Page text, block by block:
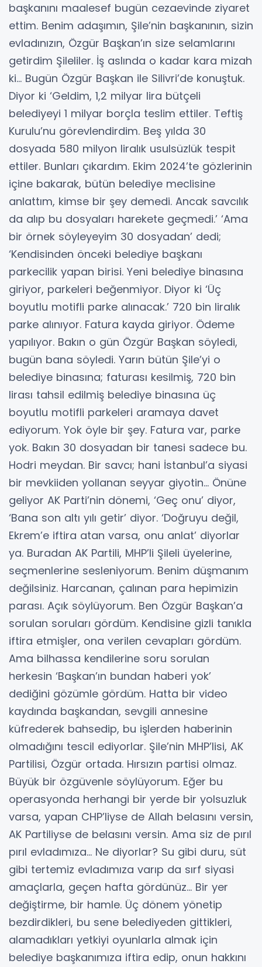
başkanını maalesef bugün cezaevinde ziyaret
ettim. Benim adaşımın, Şile’nin başkanının, sizin
evladınızın, Özgür Başkan’ın size selamlarını
getirdim Şileliler. İş aslında o kadar kara mizah
ki… Bugün Özgür Başkan ile Silivri’de konuştuk.
Diyor ki ‘Geldim, 1,2 milyar lira bütçeli
belediyeyi 1 milyar borçla teslim ettiler. Teftiş
Kurulu’nu görevlendirdim. Beş yılda 30
dosyada 580 milyon liralık usulsüzlük tespit
ettiler. Bunları çıkardım. Ekim 2024’te gözlerinin
içine bakarak, bütün belediye meclisine
anlattım, kimse bir şey demedi. Ancak savcılık
da alıp bu dosyaları harekete geçmedi.’ ‘Ama
bir örnek söyleyeyim 30 dosyadan’ dedi;
‘Kendisinden önceki belediye başkanı
parkecilik yapan birisi. Yeni belediye binasına
giriyor, parkeleri beğenmiyor. Diyor ki ‘Üç
boyutlu motifli parke alınacak.’ 720 bin liralık
parke alınıyor. Fatura kayda giriyor. Ödeme
yapılıyor. Bakın o gün Özgür Başkan söyledi,
bugün bana söyledi. Yarın bütün Şile’yi o
belediye binasına; faturası kesilmiş, 720 bin
lirası tahsil edilmiş belediye binasına üç
boyutlu motifli parkeleri aramaya davet
ediyorum. Yok öyle bir şey. Fatura var, parke
yok. Bakın 30 dosyadan bir tanesi sadece bu.
Hodri meydan. Bir savcı; hani İstanbul’a siyasi
bir mevkiiden yollanan seyyar giyotin… Önüne
geliyor AK Parti’nin dönemi, ‘Geç onu’ diyor,
‘Bana son altı yılı getir’ diyor. ‘Doğruyu değil,
Ekrem’e iftira atan varsa, onu anlat’ diyorlar
ya. Buradan AK Partili, MHP’li Şileli üyelerine,
seçmenlerine sesleniyorum. Benim düşmanım
değilsiniz. Harcanan, çalınan para hepimizin
parası. Açık söylüyorum. Ben Özgür Başkan’a
sorulan soruları gördüm. Kendisine gizli tanıkla
iftira etmişler, ona verilen cevapları gördüm.
Ama bilhassa kendilerine soru sorulan
herkesin ‘Başkan’ın bundan haberi yok’
dediğini gözümle gördüm. Hatta bir video
kaydında başkandan, sevgili annesine
küfrederek bahsedip, bu işlerden haberinin
olmadığını tescil ediyorlar. Şile’nin MHP’lisi, AK
Partilisi, Özgür ortada. Hırsızın partisi olmaz.
Büyük bir özgüvenle söylüyorum. Eğer bu
operasyonda herhangi bir yerde bir yolsuzluk
varsa, yapan CHP’liyse de Allah belasını versin,
AK Partiliyse de belasını versin. Ama siz de pırıl
pırıl evladımıza… Ne diyorlar? Su gibi duru, süt
gibi tertemiz evladımıza varıp da sırf siyasi
amaçlarla, geçen hafta gördünüz... Bir yer
değiştirme, bir hamle. Üç dönem yönetip
bezdirdikleri, bu sene belediyeden gittikleri,
alamadıkları yetkiyi oyunlarla almak için
belediye başkanımıza iftira edip, onun hakkını